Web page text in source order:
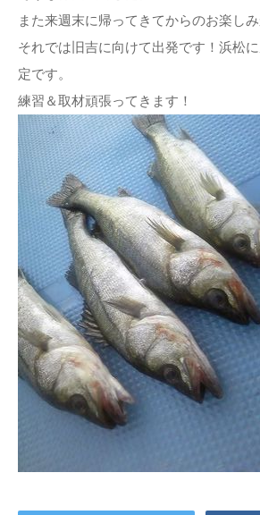
また来週末に帰ってきてからのお楽しみ
それでは旧吉に向けて出発です！浜松
定です。
練習＆取材頑張ってきます！